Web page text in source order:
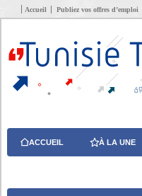
Accueil Publiez vos offres d’emploi
ACCUEIL À LA UNE